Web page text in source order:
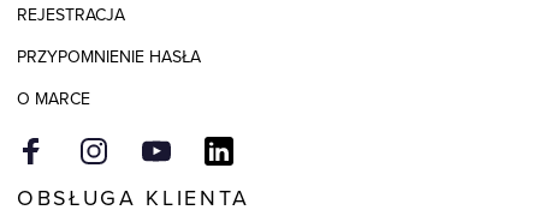
Kolor
REJESTRACJA
PRZYPOMNIENIE HASŁA
O MARCE
OBSŁUGA KLIENTA